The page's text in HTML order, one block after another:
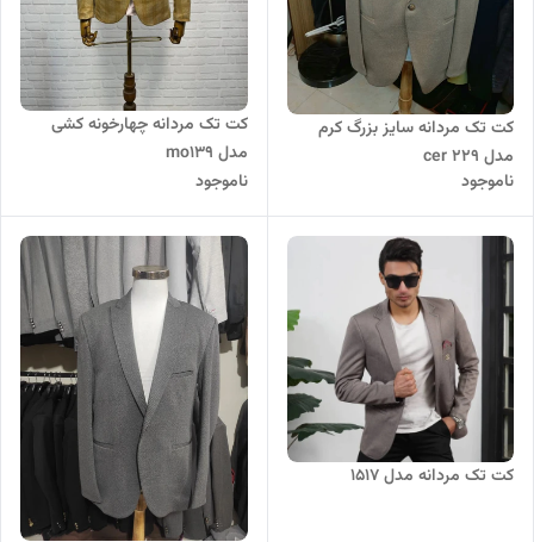
کت تک مردانه سایز بزرگ کرم
مدل cer 229
ناموجود
کت تک مردانه چهارخونه کشی
مدل mo139
ناموجود
کت تک مردانه مدل 1517